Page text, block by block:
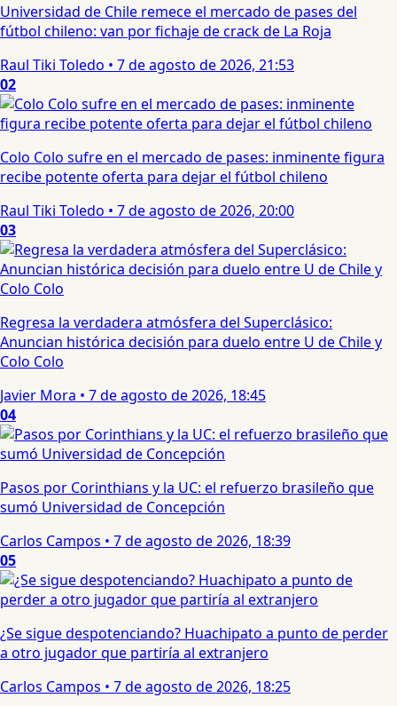
Universidad de Chile remece el mercado de pases del
fútbol chileno: van por fichaje de crack de La Roja
Raul Tiki Toledo • 7 de agosto de 2026, 21:53
02
Colo Colo sufre en el mercado de pases: inminente figura
recibe potente oferta para dejar el fútbol chileno
Raul Tiki Toledo • 7 de agosto de 2026, 20:00
03
Regresa la verdadera atmósfera del Superclásico:
Anuncian histórica decisión para duelo entre U de Chile y
Colo Colo
Javier Mora • 7 de agosto de 2026, 18:45
04
Pasos por Corinthians y la UC: el refuerzo brasileño que
sumó Universidad de Concepción
Carlos Campos • 7 de agosto de 2026, 18:39
05
¿Se sigue despotenciando? Huachipato a punto de perder
a otro jugador que partiría al extranjero
Carlos Campos • 7 de agosto de 2026, 18:25